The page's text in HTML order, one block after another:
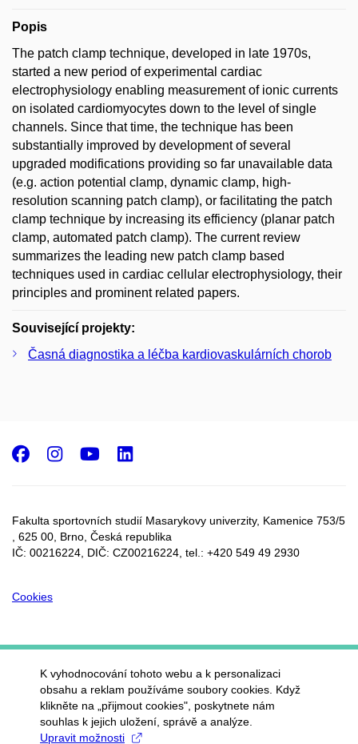
Popis
The patch clamp technique, developed in late 1970s,
started a new period of experimental cardiac
electrophysiology enabling measurement of ionic currents
on isolated cardiomyocytes down to the level of single
channels. Since that time, the technique has been
substantially improved by development of several
upgraded modifications providing so far unavailable data
(e.g. action potential clamp, dynamic clamp, high-
resolution scanning patch clamp), or facilitating the patch
clamp technique by increasing its efficiency (planar patch
clamp, automated patch clamp). The current review
summarizes the leading new patch clamp based
techniques used in cardiac cellular electrophysiology, their
principles and prominent related papers.
Související projekty:
Časná diagnostika a léčba kardiovaskulárních chorob
Fakulta sportovních studií Masarykovy univerzity, Kamenice 753/5​
, 625 00, Brno, Česká republika
IČ: 00216224, DIČ: CZ00216224, tel.: +420 549 49 2930
Cookies
Facebook
Instagram
Youtube
LinkedIn
K vyhodnocování tohoto webu a k personalizaci
obsahu a reklam používáme soubory cookies. Když
klikněte na „přijmout cookies", poskytnete nám
souhlas k jejich uložení, správě a analýze.
Upravit možnosti